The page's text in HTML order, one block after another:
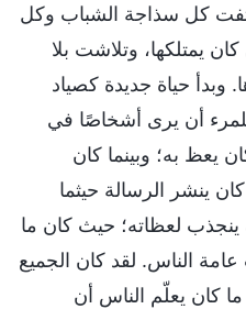
كل سذاجة الشباب وكل
كان يمتلكها، وتلاشت بلا
وبدأ حياة جديدة كصياد
أن يرى أشخاصًا في
يعظ به؛ وبينما كان
ينشر الرسالة حيثما
لعظاته؛ حيث كان ما
الناس. لقد كان الجميع
كان يعلّم الناس أن